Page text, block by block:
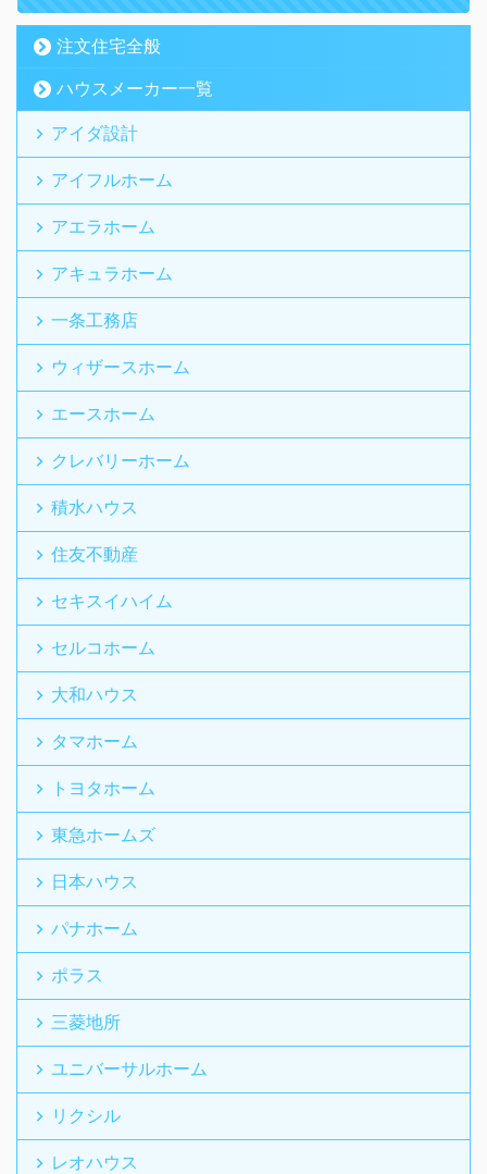
注文住宅全般
ハウスメーカー一覧
アイダ設計
アイフルホーム
アエラホーム
アキュラホーム
一条工務店
ウィザースホーム
エースホーム
クレバリーホーム
積水ハウス
住友不動産
セキスイハイム
セルコホーム
大和ハウス
タマホーム
トヨタホーム
東急ホームズ
日本ハウス
パナホーム
ポラス
三菱地所
ユニバーサルホーム
リクシル
レオハウス